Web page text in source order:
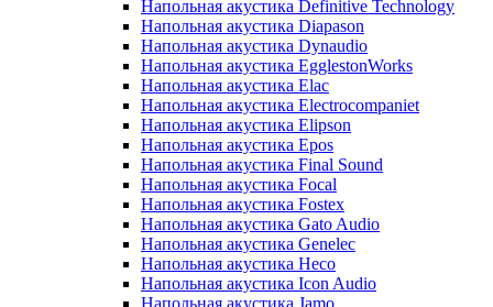
Напольная акустика Definitive Technology
Напольная акустика Diapason
Напольная акустика Dynaudio
Напольная акустика EgglestonWorks
Напольная акустика Elac
Напольная акустика Electrocompaniet
Напольная акустика Elipson
Напольная акустика Epos
Напольная акустика Final Sound
Напольная акустика Focal
Напольная акустика Fostex
Напольная акустика Gato Audio
Напольная акустика Genelec
Напольная акустика Heco
Напольная акустика Icon Audio